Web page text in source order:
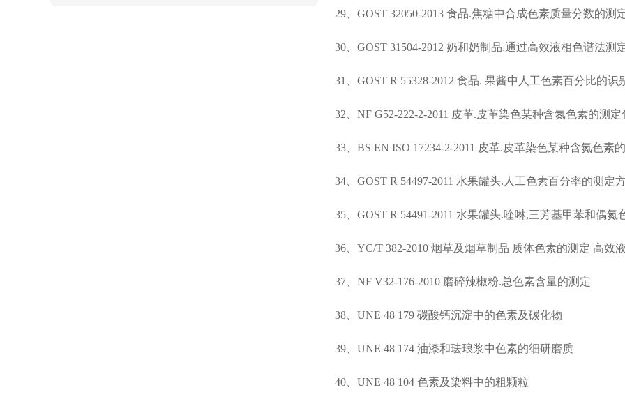
29、GOST 32050-2013 食品.焦糖中合成色素质量分数的测
30、GOST 31504-2012 奶和奶制品.通过高效液相色谱法测
31、GOST R 55328-2012 食品. 果酱中人工色素百分比的识
32、NF G52-222-2-2011 皮革.皮革染色某种含氮色素的测
33、BS EN ISO 17234-2-2011 皮革.皮革染色某种含氮色素
34、GOST R 54497-2011 水果罐头.人工色素百分率的测定
35、GOST R 54491-2011 水果罐头.喹啉,三芳基甲苯和偶氮
36、YC/T 382-2010 烟草及烟草制品 质体色素的测定 高效
37、NF V32-176-2010 磨碎辣椒粉.总色素含量的测定
38、UNE 48 179 碳酸钙沉淀中的色素及碳化物
39、UNE 48 174 油漆和珐琅浆中色素的细研磨质
40、UNE 48 104 色素及染料中的粗颗粒